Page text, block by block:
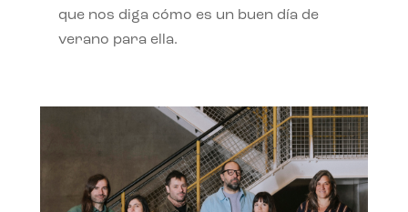
que nos diga cómo es un buen día de
verano para ella.